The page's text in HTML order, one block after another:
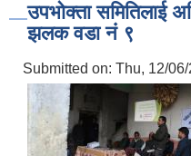
उपभोक्ता समितिलाई
झलक वडा नं ९
Submitted on: Thu, 12/